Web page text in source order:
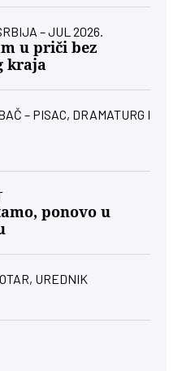
– JUL 2026.
u priči bez
kraja
– PISAC, DRAMATURG I
ponovo u
UREDNIK